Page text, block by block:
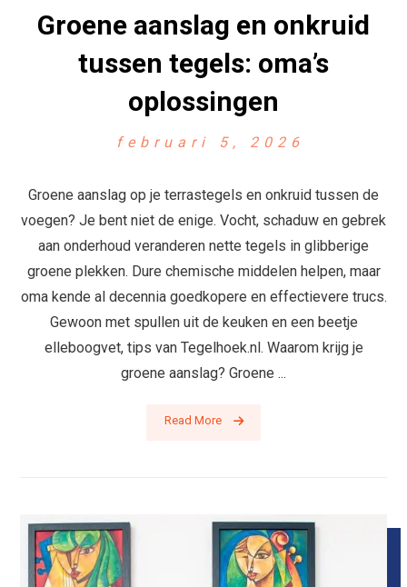
Groene aanslag en onkruid
tussen tegels: oma’s
oplossingen
februari 5, 2026
Groene aanslag op je terrastegels en onkruid tussen de
voegen? Je bent niet de enige. Vocht, schaduw en gebrek
aan onderhoud veranderen nette tegels in glibberige
groene plekken. Dure chemische middelen helpen, maar
oma kende al decennia goedkopere en effectievere trucs.
Gewoon met spullen uit de keuken en een beetje
elleboogvet, tips van Tegelhoek.nl. Waarom krijg je
groene aanslag? Groene ...
Read More